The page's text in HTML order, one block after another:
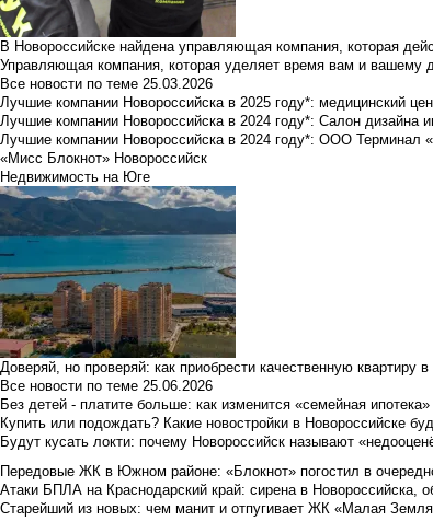
В Новороссийске найдена управляющая компания, которая
Управляющая компания, которая уделяет время вам и вашему
Все новости по теме 25.03.2026
Лучшие компании Новороссийска в 2025 году*: медицинский
Лучшие компании Новороссийска в 2024 году*: Салон дизайна
Лучшие компании Новороссийска в 2024 году*: ООО Терминал
«Мисс Блокнот» Новороссийск
Недвижимость на Юге
Доверяй, но проверяй: как приобрести качественную квартиру
Все новости по теме 25.06.2026
Без детей - платите больше: как изменится «семейная
Купить или подождать? Какие новостройки в Новороссийске
Будут кусать локти: почему Новороссийск называют
Передовые ЖК в Южном районе: «Блокнот» погостил в
Атаки БПЛА на Краснодарский край: сирена в Новороссийска,
Старейший из новых: чем манит и отпугивает ЖК «Малая